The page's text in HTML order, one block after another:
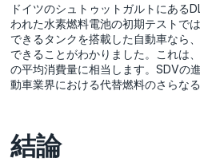
ドイツのシュトゥットガルトにある
われた水素燃料電池の初期テストで
できるタンクを搭載した自動車なら
できることがわかりました。これは
の平均消費量に相当します。SDVの
動車業界における代替燃料のさらな
結論